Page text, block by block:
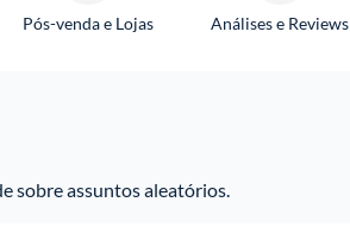
Pós-venda e Lojas Análises e Reviews
sobre assuntos aleatórios.